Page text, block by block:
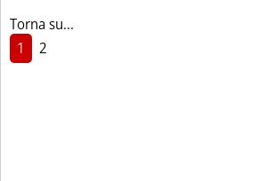
Torna su...
1
2